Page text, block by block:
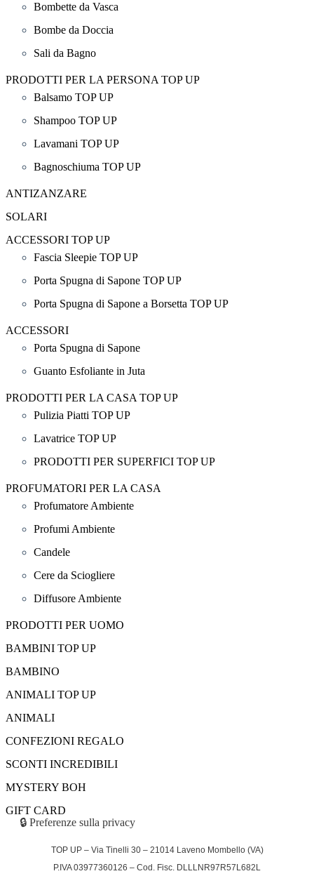
Bombette da Vasca
Bombe da Doccia
Sali da Bagno
PRODOTTI PER LA PERSONA TOP UP
Balsamo TOP UP
Shampoo TOP UP
Lavamani TOP UP
Bagnoschiuma TOP UP
ANTIZANZARE
SOLARI
ACCESSORI TOP UP
Fascia Sleepie TOP UP
Porta Spugna di Sapone TOP UP
Porta Spugna di Sapone a Borsetta TOP UP
ACCESSORI
Porta Spugna di Sapone
Guanto Esfoliante in Juta
PRODOTTI PER LA CASA TOP UP
Pulizia Piatti TOP UP
Lavatrice TOP UP
PRODOTTI PER SUPERFICI TOP UP
PROFUMATORI PER LA CASA
Profumatore Ambiente
Profumi Ambiente
Candele
Cere da Sciogliere
Diffusore Ambiente
PRODOTTI PER UOMO
BAMBINI TOP UP
BAMBINO
ANIMALI TOP UP
ANIMALI
CONFEZIONI REGALO
SCONTI INCREDIBILI
MYSTERY BOH
GIFT CARD
🔒 Preferenze sulla privacy
TOP UP – Via Tinelli 30 – 21014 Laveno Mombello (VA)
P.IVA 03977360126 – Cod. Fisc. DLLLNR97R57L682L